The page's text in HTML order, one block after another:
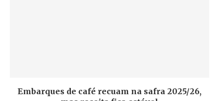
Embarques de café recuam na safra 2025/26,